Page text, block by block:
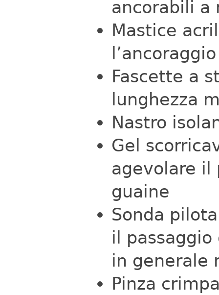
ancorabili a
Mastice
Fascette a
lunghezza
Nastro
Gel
agevolare il
guaine
Sonda
il
in generale
Pinza